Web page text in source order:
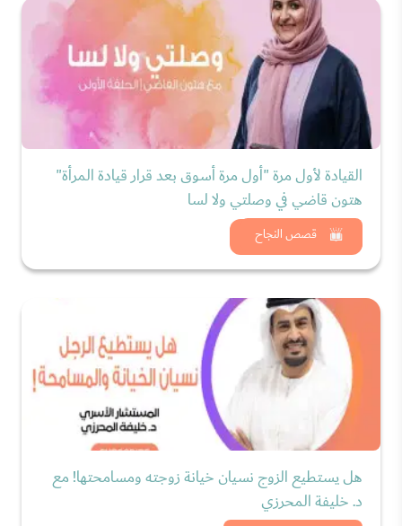
قصص النجاح
القيادة لأول مرة "أول مرة أسوق بعد قرار قيادة المرأة"
هتون قاضي في وصلتي ولا لسا
شاهد الان
هل يستطيع الزوج نسيان خيانة زوجته ومسامحتها! مع
د. خليفة المحرزي